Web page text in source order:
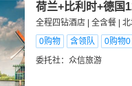
荷兰+比利时+德国
全程四钻酒店 | 全含餐 |
0购物
含领队
0购物
委托社： 众信旅游